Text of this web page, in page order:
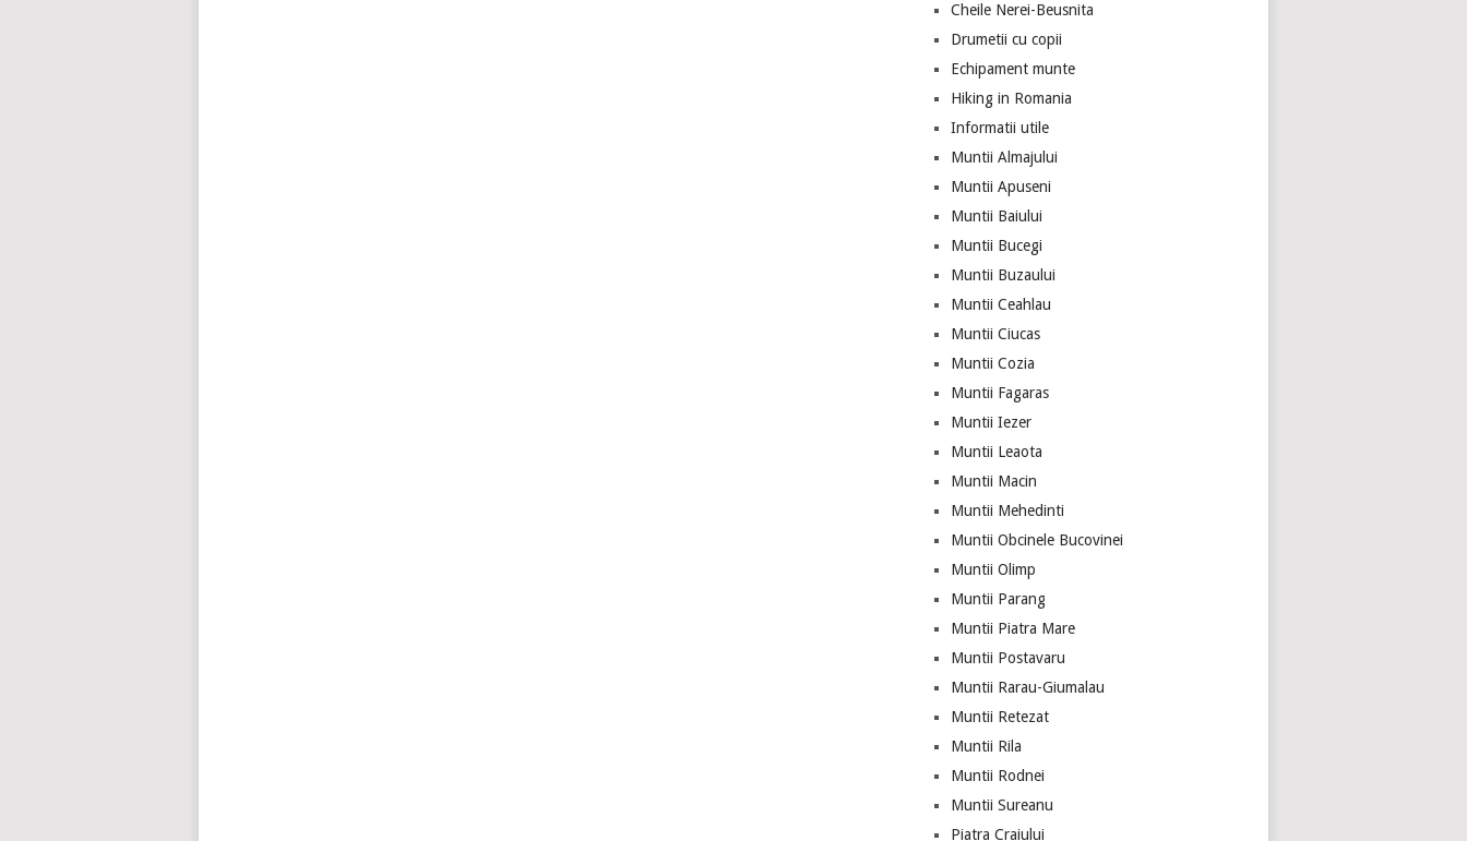
Cheile Nerei-Beusnita
Drumetii cu copii
Echipament munte
Hiking in Romania
Informatii utile
Muntii Almajului
Muntii Apuseni
Muntii Baiului
Muntii Bucegi
Muntii Buzaului
Muntii Ceahlau
Muntii Ciucas
Muntii Cozia
Muntii Fagaras
Muntii Iezer
Muntii Leaota
Muntii Macin
Muntii Mehedinti
Muntii Obcinele Bucovinei
Muntii Olimp
Muntii Parang
Muntii Piatra Mare
Muntii Postavaru
Muntii Rarau-Giumalau
Muntii Retezat
Muntii Rila
Muntii Rodnei
Muntii Sureanu
Piatra Craiului